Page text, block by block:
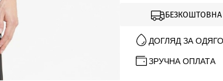
БЕЗКОШТОВНА
ДОГЛЯД ЗА
ЗРУЧНА ОПЛАТА